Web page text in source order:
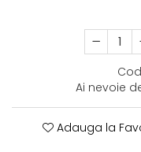
Carti si caiete de
Creative si
Penare si Borsete
Rigle si Instrumente
Seturi de bucatarie si
Seturi de joaca doctor
Ai nevoie
Adauga la